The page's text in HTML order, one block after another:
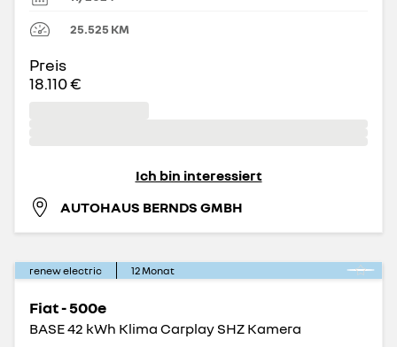
25.525 KM
Preis
18.110 €
Ich bin interessiert
AUTOHAUS BERNDS GMBH
renew electric 12Monat
Fiat - 500e
BASE 42 kWh Klima Carplay SHZ Kamera